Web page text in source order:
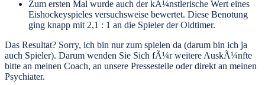
Zum ersten Mal wurde auch der kÃ¼nstlerische Wert eines
Eishockeyspieles versuchsweise bewertet. Diese Benotung
ging knapp mit 2,1 : 1 an die Spieler der Oldtimer.
Das Resultat? Sorry, ich bin nur zum spielen da (darum bin ich ja
auch Spieler). Darum wenden Sie Sich fÃ¼r weitere AuskÃ¼nfte
bitte an meinen Coach, an unsere Pressestelle oder direkt an meinen
Psychiater.